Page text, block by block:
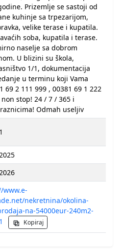
Prizemlje se sastoji od
kuhinje sa trpezarijom,
velike terase i kupatila.
soba, kupatila i terase.
naselje sa dobrom
U blizini su škola,
1/1, dokumentacija
u terminu koji Vama
69 2 111 999 , 00381 69 1 222
stop! 24 / 7 / 365 i
Odmah useljiv
www.e-
nekretnina/okolina-
na-54000eur-240m2-
Kopiraj